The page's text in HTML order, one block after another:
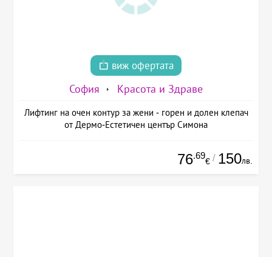
виж офертата
София Красота и Здраве
Лифтинг на очен контур за жени - горен и долен клепач
от Дермо-Естетичен център Симона
76.69
€ / 150лв.